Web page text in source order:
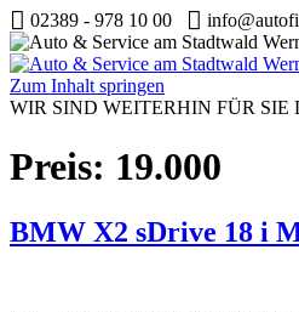
02389 - 978 10 00
Zum Inhalt springen
WIR SIND WEITERHIN FÜR SIE
Preis: 19.000
BMW X2 sDrive 18 i